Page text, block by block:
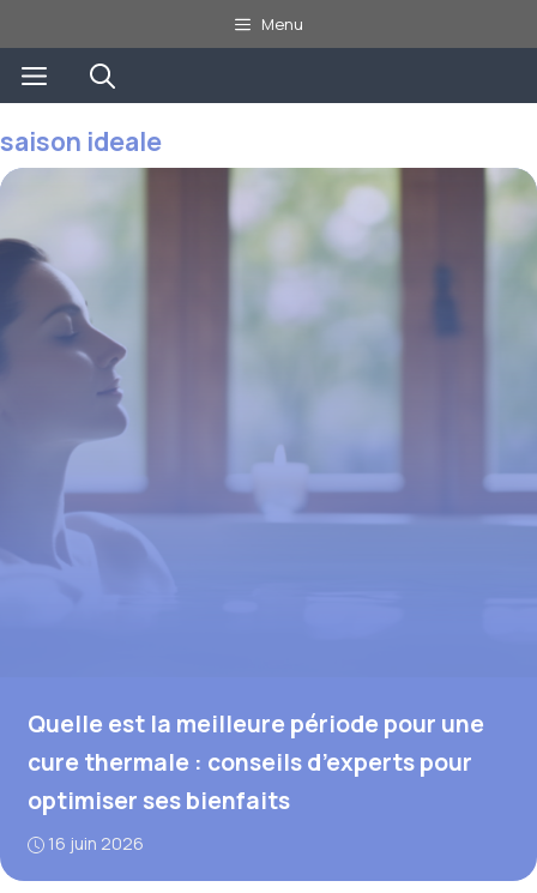
au
contenu
Menu
Menu
saison ideale
Quelle est la meilleure période pour une
cure thermale : conseils d’experts pour
optimiser ses bienfaits
16 juin 2026